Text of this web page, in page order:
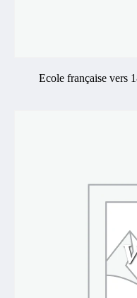
Ecole française vers